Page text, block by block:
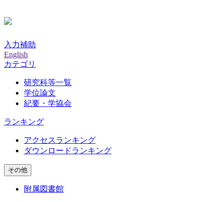
入力補助
English
カテゴリ
研究科等一覧
学位論文
紀要・学協会
ランキング
アクセスランキング
ダウンロードランキング
その他
附属図書館